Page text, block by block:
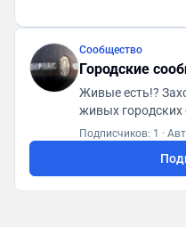
Сообщество
Городские
Живые есть!? Заходи!!! Все
живых городских
Первая
https://t.me/
Подписчиков: 1 ·